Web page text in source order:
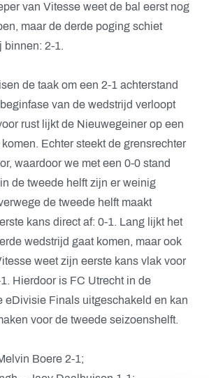
van Vitesse weet de bal eerst nog
maar de derde poging schiet
binnen: 2-1.
de taak om een 2-1 achterstand
van de wedstrijd verloopt
rust lijkt de Nieuwegeiner op een
Echter steekt de grensrechter
waardoor we met een 0-0 stand
de tweede helft zijn er weinig
de tweede helft maakt
kans direct af: 0-1. Lang lijkt het
wedstrijd gaat komen, maar ook
weet zijn eerste kans vlak voor
Hierdoor is FC Utrecht in de
eDivisie Finals uitgeschakeld en kan
voor de tweede seizoenshelft.
Boere 2-1;